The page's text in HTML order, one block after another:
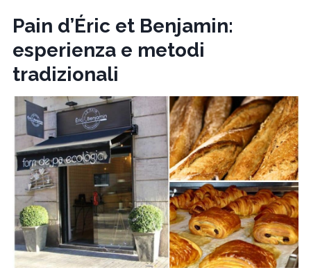
Pain d’Éric et Benjamin:
esperienza e metodi
tradizionali